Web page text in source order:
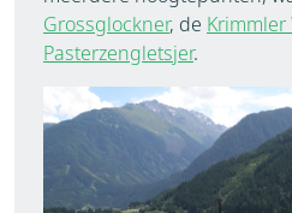
Grossglockner, de Krimmler
Pasterzengletsjer.